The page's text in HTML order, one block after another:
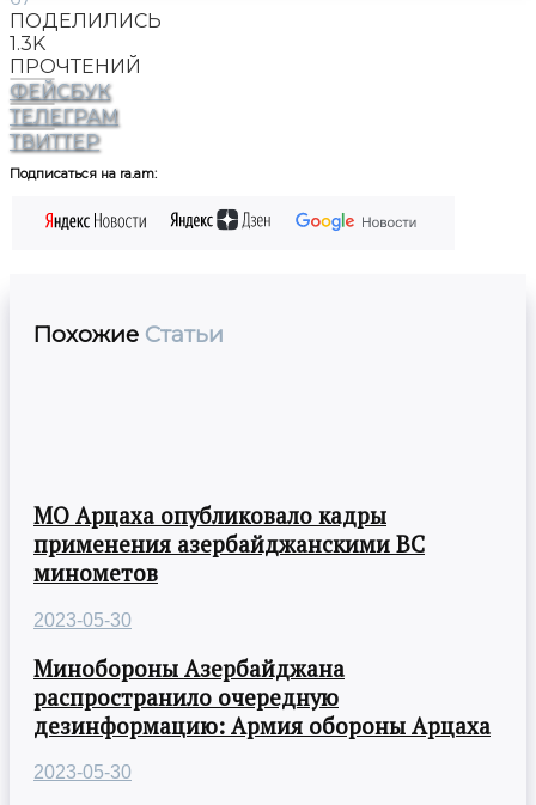
ПОДЕЛИЛИСЬ
1.3K
ПРОЧТЕНИЙ
ФЕЙСБУК
ТЕЛЕГРАМ
ТВИТТЕР
Подписаться на ra.am:
Похожие Статьи
МО Арцаха опубликовало кадры
применения азербайджанскими ВС
минометов
2023-05-30
Минобороны Азербайджана
распространило очередную
дезинформацию: Армия обороны Арцаха
2023-05-30